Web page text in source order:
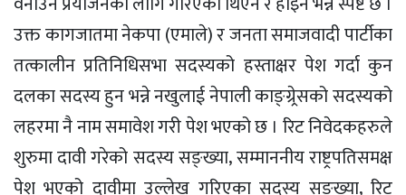
उक्त कागजातमा नेकपा (एमाले) र जनता समाजवादी पार्टीका
तत्कालीन प्रतिनिधिसभा सदस्यको हस्ताक्षर पेश गर्दा कुन
दलका सदस्य हुन भन्ने नखुलाई नेपाली काङ्ग्र्रेसको सदस्यको
लहरमा नै नाम समावेश गरी पेश भएको छ । रिट निवेदकहरुले
शुरुमा दावी गरेको सदस्य सङ्ख्या‚ सम्माननीय राष्ट्रपतिसमक्ष